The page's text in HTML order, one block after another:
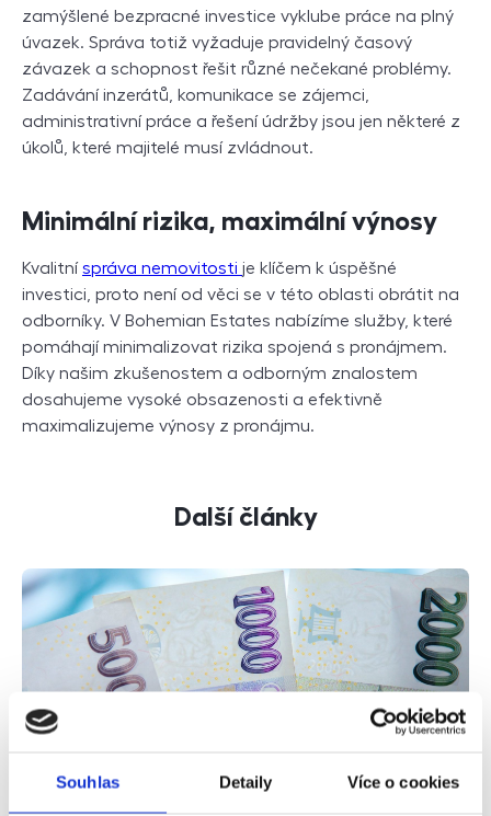
Souhlas Detaily Více o cookies
zamýšlené bezpracné investice vyklube práce na plný
úvazek. Správa totiž vyžaduje pravidelný časový
závazek a schopnost řešit různé nečekané problémy.
Zadávání inzerátů, komunikace se zájemci,
administrativní práce a řešení údržby jsou jen některé z
úkolů, které majitelé musí zvládnout.
Minimální rizika, maximální výnosy
Kvalitníspráva nemovitosti je klíčem k úspěšné
investici, proto není od věci se v této oblasti obrátit na
odborníky. V Bohemian Estates nabízíme služby, které
pomáhají minimalizovat rizika spojená s pronájmem.
Díky našim zkušenostem a odborným znalostem
dosahujeme vysoké obsazenosti a efektivně
maximalizujeme výnosy z pronájmu.
Další články